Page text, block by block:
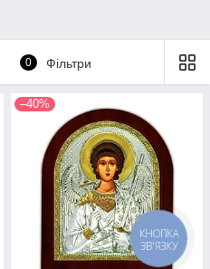
0 Фільтри
–40%
КНОПКА
ЗВ'ЯЗКУ